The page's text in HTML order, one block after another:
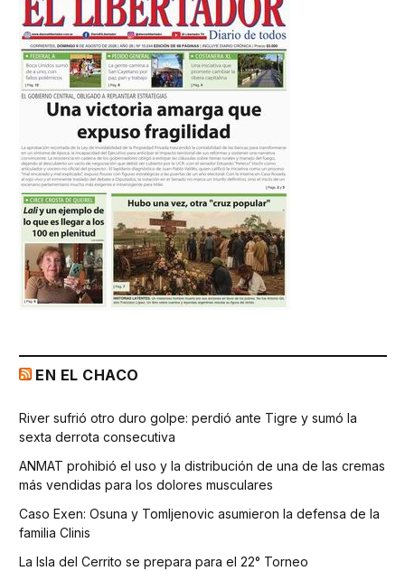
EN EL CHACO
River sufrió otro duro golpe: perdió ante Tigre y sumó la
sexta derrota consecutiva
ANMAT prohibió el uso y la distribución de una de las cremas
más vendidas para los dolores musculares
Caso Exen: Osuna y Tomljenovic asumieron la defensa de la
familia Clinis
La Isla del Cerrito se prepara para el 22° Torneo